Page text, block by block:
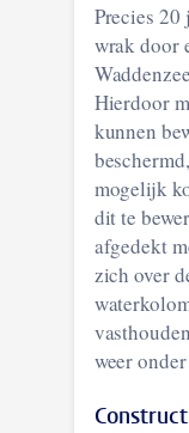
Precies
wrak door
Hierdoor
kunnen
mogelijk
dit te
afgedekt
zich over
weer